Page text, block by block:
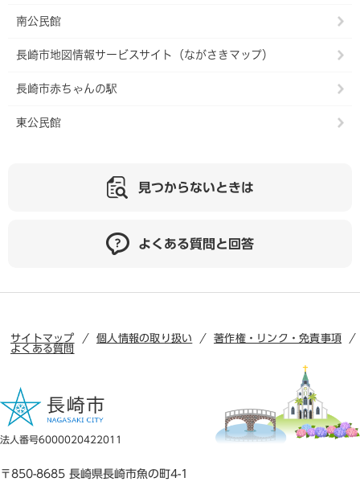
南公民館
長崎市地図情報サービスサイト（ながさきマップ）
長崎市赤ちゃんの駅
東公民館
見つからないときは
よくある質問と回答
サイトマップ 個人情報の取り扱い
著作権・リンク・免責事項
よくある質問
法人番号6000020422011
〒850-8685 長崎県長崎市魚の町4-1